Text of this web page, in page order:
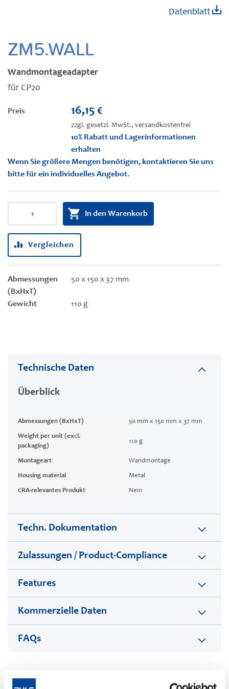
ZM5.WALL
Wandmontageadapter
für CP20
Datenblatt
Preis 16,15 €
zzgl. gesetzl. MwSt., versandkostenfrei
10% Rabatt und Lagerinformationen
erhalten
Wenn Sie größere Mengen benötigen, kontaktieren Sie uns
bitte für ein individuelles Angebot.
In den Warenkorb
Vergleichen
Abmessungen
(BxHxT)
50 x 150 x 37 mm
Gewicht 110 g
Bildgalerie
springen
Technische Daten
Überblick
Abmessungen (BxHxT) 50 mm x 150 mm x 37 mm
Weight per unit (excl.
packaging)
110 g
Montageart Wandmontage
Housing material Metal
CRA-relevantes Produkt Nein
Techn. Dokumentation
Zulassungen / Product-Compliance
Features
Kommerzielle Daten
FAQs
This video is hosted by external service. By continuing,